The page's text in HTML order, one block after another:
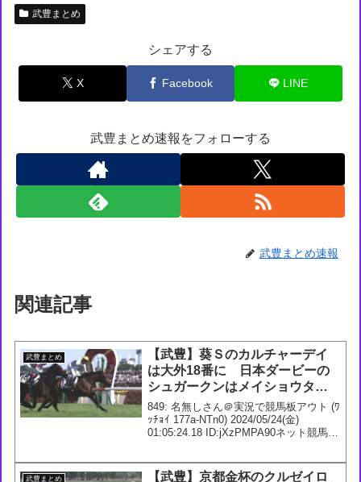
武豊まとめ
シェアする
X Facebook LINE
武豊まとめ速報をフォローする
武豊まとめ速報
関連記事
武豊まとめ
【武豊】葵Ｓのカルチャーデイ
は大外18番に 日本ダービーの
シュガークンはメイショウタバ
ル取消で逃げもあるか
849: 名無しさん＠実況で競馬板アウト (ﾜ
ｯﾁｮｲ 177a-NTn0) 2024/05/24(金)
01:05:24.18 ID:jXzPMPA90ネット競馬予
武豊まとめ
【武豊】京都金杯のクルゼイロ